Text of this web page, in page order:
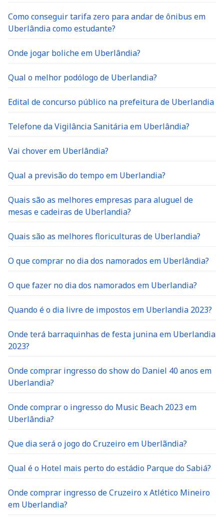
Como conseguir tarifa zero para andar de ônibus em
Uberlândia como estudante?
Onde jogar boliche em Uberlândia?
Qual o melhor podólogo de Uberlandia?
Edital de concurso público na prefeitura de Uberlandia
Telefone da Vigilância Sanitária em Uberlândia?
Vai chover em Uberlândia?
Qual a previsão do tempo em Uberlandia?
Quais são as melhores empresas para aluguel de
mesas e cadeiras de Uberlandia?
Quais são as melhores floriculturas de Uberlandia?
O que comprar no dia dos namorados em Uberlândia?
O que fazer no dia dos namorados em Uberlandia?
Quando é o dia livre de impostos em Uberlandia 2023?
Onde terá barraquinhas de festa junina em Uberlandia
2023?
Onde comprar ingresso do show do Daniel 40 anos em
Uberlandia?
Onde comprar o ingresso do Music Beach 2023 em
Uberlândia?
Que dia será o jogo do Cruzeiro em Uberlãndia?
Qual é o Hotel mais perto do estádio Parque do Sabiá?
Onde comprar ingresso de Cruzeiro x Atlético Mineiro
em Uberlandia?